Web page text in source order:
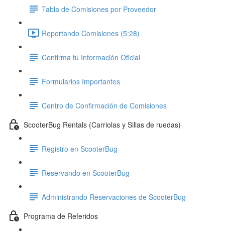
Tabla de Comisiones por Proveedor
Reportando Comisiones (5:28)
Confirma tu Información Oficial
Formularios Importantes
Centro de Confirmación de Comisiones
ScooterBug Rentals (Carriolas y Sillas de ruedas)
Registro en ScooterBug
Reservando en ScooterBug
Administrando Reservaciones de ScooterBug
Programa de Referidos